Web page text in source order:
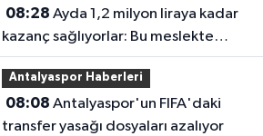
08:28
kazanç sağlıyorlar: Bu meslekte
eleman açığı büyüyor
Antalyaspor Haberleri
08:08
transfer yasağı dosyaları azalıyor